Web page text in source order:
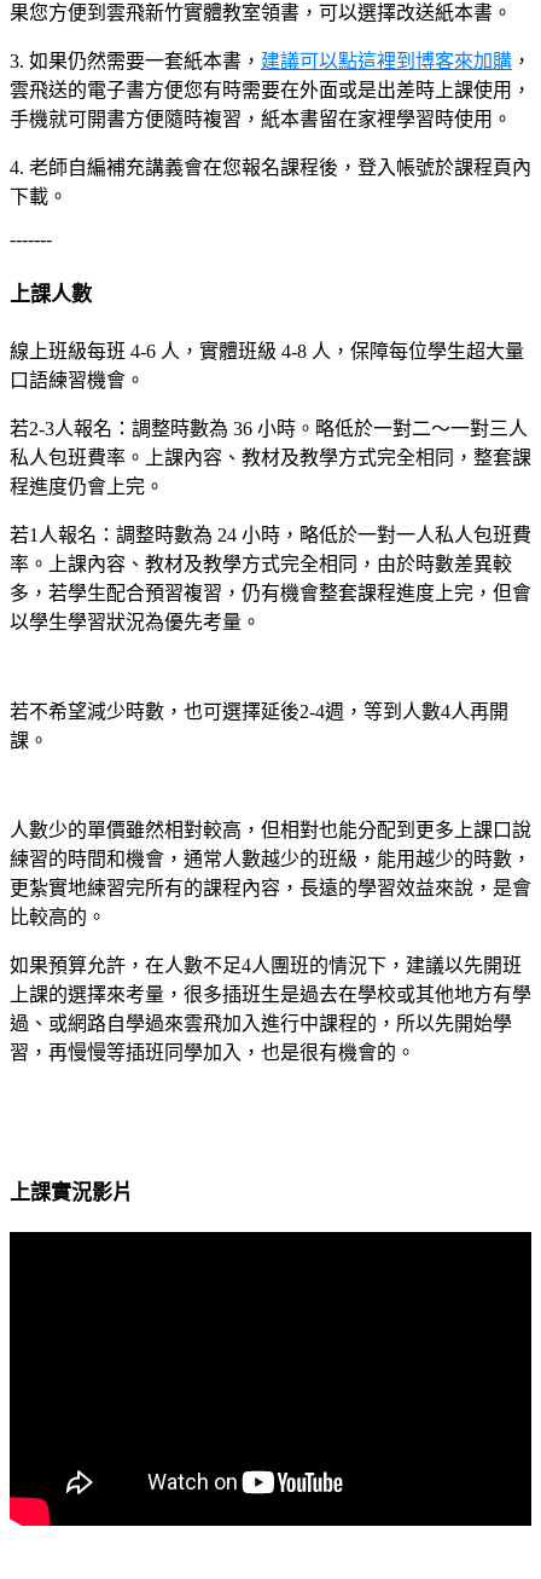
果您方便到雲飛新竹實體教室領書，可以選擇改送紙本書。
3. 如果仍然需要一套紙本書， 建議可以點這裡到博客來加購 ，
雲飛送的電子書方便您有時需要在外面或是出差時上課使用，
手機就可開書方便隨時複習，紙本書留在家裡學習時使用。
4. 老師自編補充講義會在您報名課程後，登入帳號於課程頁內
下載。
-------
上課人數
線上班級每班 4-6 人，實體班級 4-8 人，保障每位學生超大量
口語練習機會。
若2-3人報名：調整時數為 36 小時。略低於一對二～一對三人
私人包班費率。上課內容、教材及教學方式完全相同，整套課
程進度仍會上完。
若1人報名：調整時數為 24 小時，略低於一對一人私人包班費
率。上課內容、教材及教學方式完全相同，由於時數差異較
多，若學生配合預習複習，仍有機會整套課程進度上完，但會
以學生學習狀況為優先考量。
若不希望減少時數，也可選擇延後2-4週，等到人數4人再開
課。
人數少的單價雖然相對較高，但相對也能分配到更多上課口說
練習的時間和機會，通常人數越少的班級，能用越少的時數，
更紮實地練習完所有的課程內容，長遠的學習效益來說，是會
比較高的。
如果預算允許，在人數不足4人團班的情況下，建議以先開班
上課的選擇來考量，很多插班生是過去在學校或其他地方有學
過、或網路自學過來雲飛加入進行中課程的，所以先開始學
習，再慢慢等插班同學加入，也是很有機會的。
上課實況影片